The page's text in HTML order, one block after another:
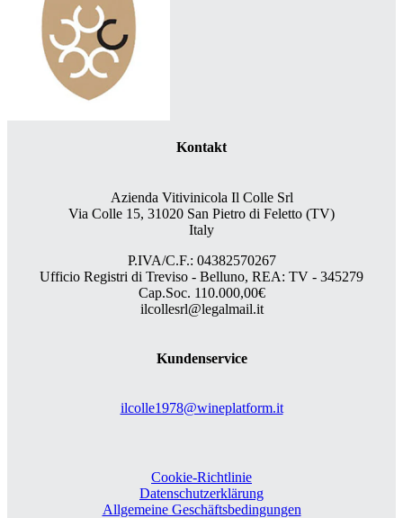
Kontakt
Azienda Vitivinicola Il Colle Srl
Via Colle 15, 31020 San Pietro di Feletto (TV)
Italy
P.IVA/C.F.: 04382570267
Ufficio Registri di Treviso - Belluno, REA: TV - 345279
Cap.Soc. 110.000,00€
ilcollesrl@legalmail.it
Kundenservice
ilcolle1978@wineplatform.it
Cookie-Richtlinie
Datenschutzerklärung
Allgemeine Geschäftsbedingungen